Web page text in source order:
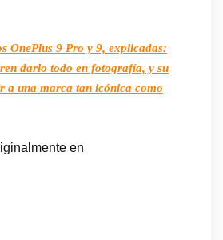
OnePlus 9 Pro y 9, explicadas:
darlo todo en fotografía, y su
a una marca tan icónica como
en